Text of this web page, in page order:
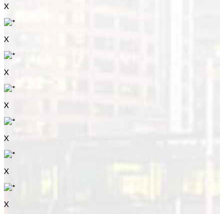
X
X
X
X
X
X
X